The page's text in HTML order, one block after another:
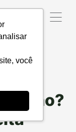
você
milho?